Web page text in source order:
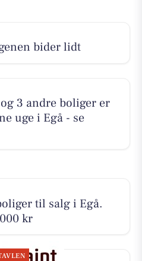
bider lidt
3 andre boliger er
uge i Egå - se
til salg i Egå.
kr